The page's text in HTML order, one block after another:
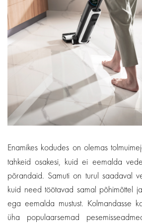
Enamikes kodudes on olemas
tahkeid osakesi, kuid ei eemalda
põrandaid. Samuti on turul saadaval
kuid need töötavad samal põhimõttel
ega eemalda mustust. Kolmandasse
üha populaarsemad